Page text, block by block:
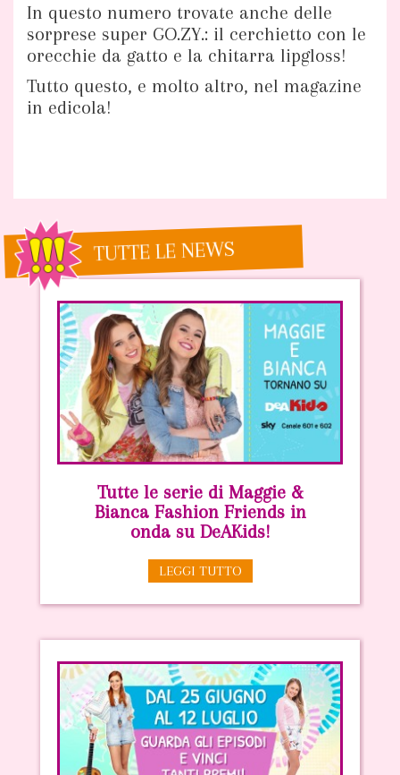
In questo numero trovate anche delle
sorprese super GO.ZY.: il cerchietto con le
orecchie da gatto e la chitarra lipgloss!
Tutto questo, e molto altro, nel magazine
in edicola!
TUTTE LE NEWS
Tutte le serie di Maggie &
Bianca Fashion Friends in
onda su DeAKids!
LEGGI TUTTO